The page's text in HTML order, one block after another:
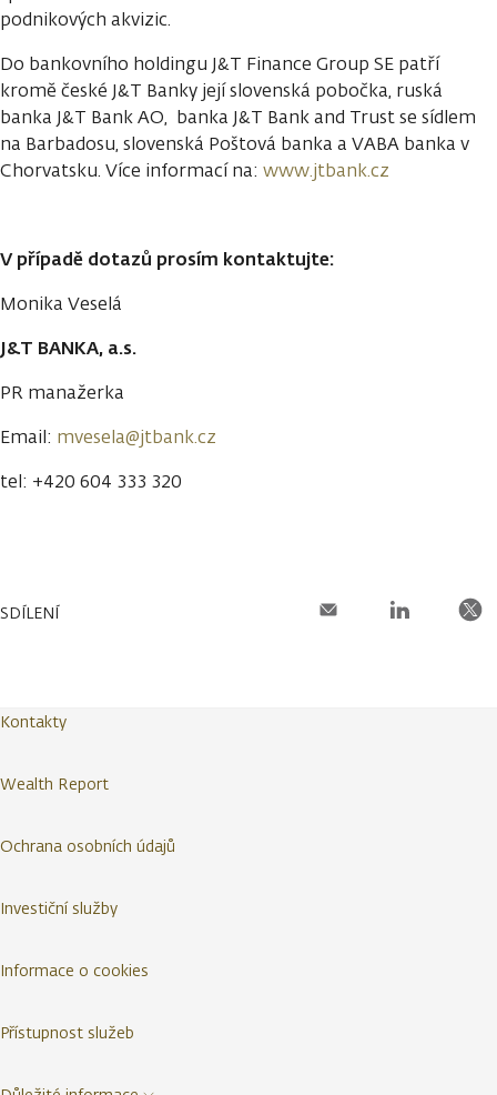
podnikových akvizic.
Do bankovního holdingu J&T Finance Group SE patří
kromě české J&T Banky její slovenská pobočka, ruská
banka J&T Bank AO, banka J&T Bank and Trust se sídlem
na Barbadosu, slovenská Poštová banka a VABA banka v
Chorvatsku. Více informací na: www.jtbank.cz
V případě dotazů prosím kontaktujte:
Monika Veselá
J&T BANKA, a.s.
PR manažerka
Email: mvesela@jtbank.cz
tel: +420 604 333 320
SDÍLENÍ
Kontakty
Wealth Report
Ochrana osobních údajů
Investiční služby
Informace o cookies
Přístupnost služeb